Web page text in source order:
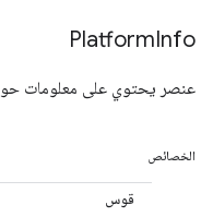
PlatformInfo
عنصر يحتوي على معلومات
الخصائص
قوس